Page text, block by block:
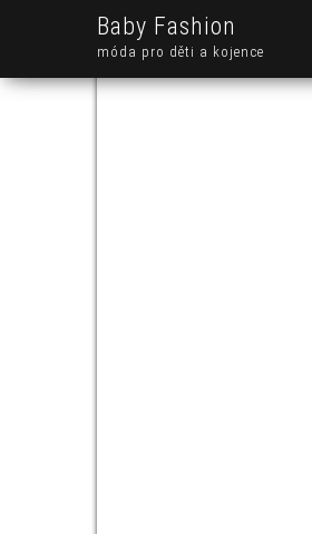
Baby Fashion
móda pro děti a kojence